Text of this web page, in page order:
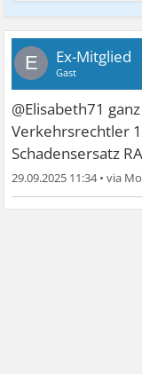
E Ex-Mitglied
Gast
@Elisabeth71
Verkehrsrechtler
Schadensersatz
29.09.2025 11:34•